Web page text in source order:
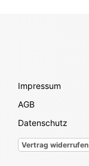
Impressum
AGB
Datenschutz
Vertrag widerrufen